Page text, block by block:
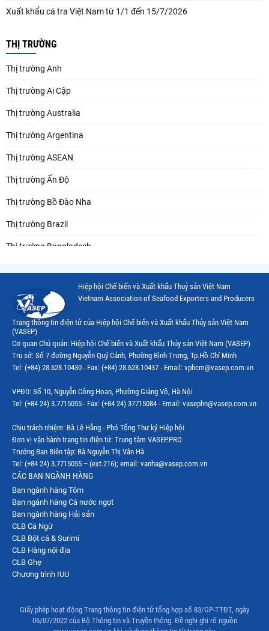
Xuất khẩu cá tra Việt Nam từ 1/1 đến 15/7/2026
THỊ TRƯỜNG
Thị trường Anh
Thị trường Ai Cập
Thị trường Australia
Thị trường Argentina
Thị trường ASEAN
Thị trường Ấn Độ
Thị trường Bồ Đào Nha
Thị trường Brazil
Thị trường Bangladesh
Thị trường Canada
Thị trường Ecuador
Thị trường EU
Thị trường Indonesia
Thị trường Mỹ
Thị trường Nga
Thị trường Hàn Quốc
Thị trường Nhật Bản
Thị trường Thái Lan
Thị trường Trung Quốc
Thị trường Philippines
Thị trường Tây Ban Nha
Thị trường thủy sản khác
Hiệp hội Chế biến và Xuất khẩu Thuỷ sản Việt Nam
Vietnam Association of Seafood Exporters and Producers
Trang thông tin điện tử của Hiệp hội Chế biến và Xuất khẩu Thủy sản Việt Nam
(VASEP)
Cơ quan Chủ quản: Hiệp hội Chế biến và Xuất khẩu Thủy sản Việt Nam (VASEP)
Trụ sở: Số 7 đường Nguyễn Quý Cảnh, Phường Bình Trưng, Tp.Hồ Chí Minh
Tel: (+84) 28.628.10430 - Fax: (+84) 28.628.10437 - Email: vphcm@vasep.com.vn
VPĐD: Số 10, Nguyễn Công Hoan, Phường Giảng Võ, Hà Nội
Tel: (+84 24) 3.7715055 - Fax: (+84 24) 37715084 - Email: vasephn@vasep.com.vn
Chịu trách nhiệm: Bà Lê Hằng - Phó Tổng Thư ký Hiệp hội
Đơn vị vận hành trang tin điện tử: Trung tâm VASEP.PRO
Trưởng Ban Biên tập: Bà Nguyễn Thị Vân Hà
Tel: (+84 24) 3.7715055 – (ext.216); email: vanha@vasep.com.vn
CÁC BAN NGÀNH HÀNG
Ban ngành hàng Tôm
Ban ngành hàng Cá nước ngọt
Ban ngành hàng Hải sản
CLB Cá Ngừ
CLB Bột cá & Surimi
CLB Hàng nội địa
CLB Ghẹ
Chương trình IUU
Giấy phép hoạt động Trang thông tin điện tử tổng hợp số 83/GP-TTĐT, ngày
06/07/2022 của Bộ Thông tin và Truyền thông. Đề nghị ghi rõ nguồn